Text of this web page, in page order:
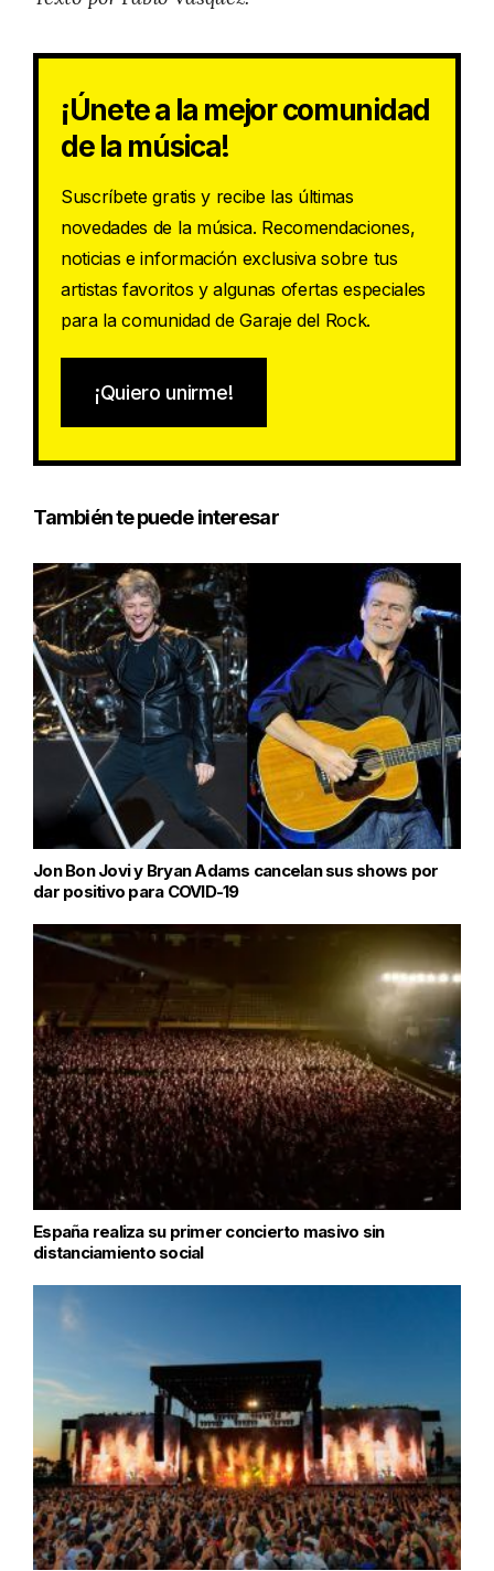
¡Únete a la mejor comunidad
de la música!
Suscríbete gratis y recibe las últimas
novedades de la música. Recomendaciones,
noticias e información exclusiva sobre tus
artistas favoritos y algunas ofertas especiales
para la comunidad de Garaje del Rock.
¡Quiero unirme!
También te puede interesar
Jon Bon Jovi y Bryan Adams cancelan sus shows por
dar positivo para COVID-19
España realiza su primer concierto masivo sin
distanciamiento social